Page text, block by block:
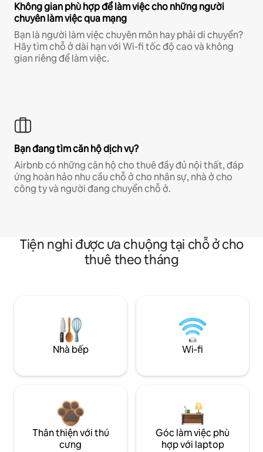
Không gian phù hợp để làm việc cho những người
chuyên làm việc qua mạng
Bạn là người làm việc chuyên môn hay phải di chuyển?
Hãy tìm chỗ ở dài hạn với Wi-fi tốc độ cao và không
gian riêng để làm việc.
Bạn đang tìm căn hộ dịch vụ?
Airbnb có những căn hộ cho thuê đầy đủ nội thất, đáp
ứng hoàn hảo nhu cầu chỗ ở cho nhân sự, nhà ở cho
công ty và người đang chuyển chỗ ở.
Tiện nghi được ưa chuộng tại chỗ ở cho
thuê theo tháng
Nhà bếp Wi-fi
Thân thiện với thú
cưng
Góc làm việc phù
hợp với laptop